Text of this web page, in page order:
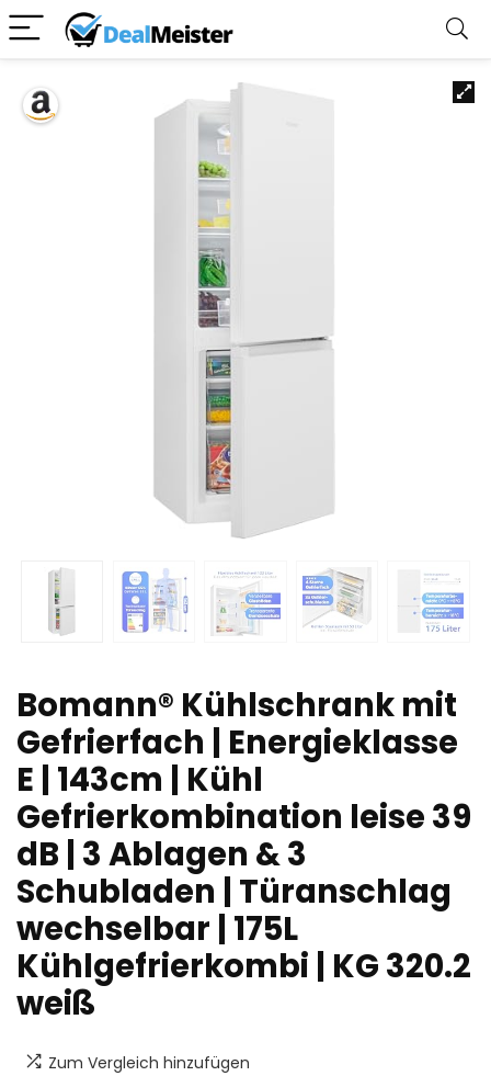
Bomann® Kühlschrank mit
Gefrierfach | Energieklasse
E | 143cm | Kühl
Gefrierkombination leise 39
dB | 3 Ablagen & 3
Schubladen | Türanschlag
wechselbar | 175L
Kühlgefrierkombi | KG 320.2
weiß
Zum Vergleich hinzufügen